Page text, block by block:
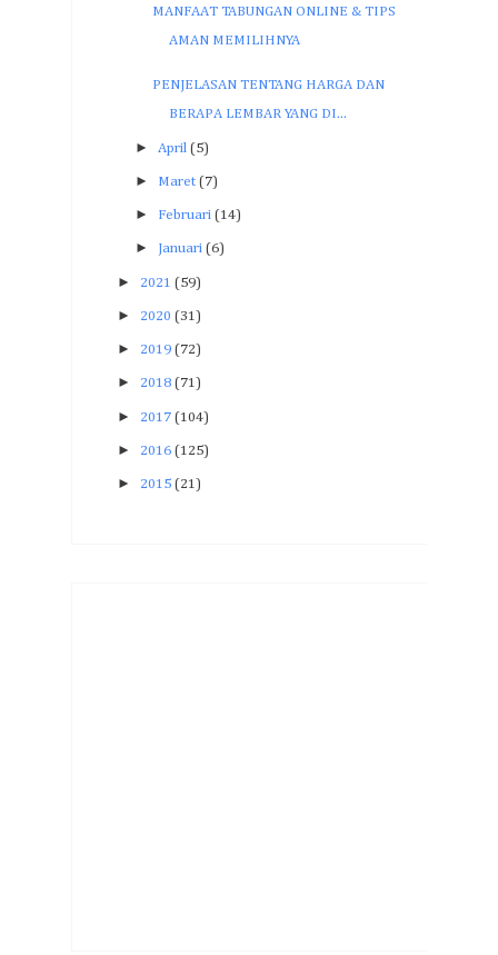
MANFAAT TABUNGAN ONLINE & TIPS
AMAN MEMILIHNYA
PENJELASAN TENTANG HARGA DAN
BERAPA LEMBAR YANG DI...
► April (5)
► Maret (7)
► Februari (14)
► Januari (6)
► 2021 (59)
► 2020 (31)
► 2019 (72)
► 2018 (71)
► 2017 (104)
► 2016 (125)
► 2015 (21)